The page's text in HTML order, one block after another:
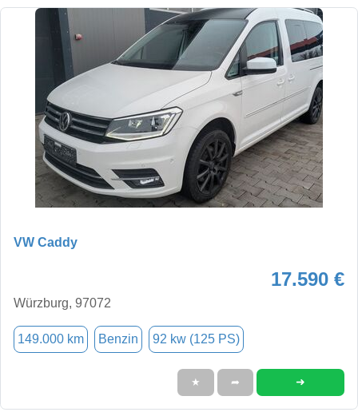
VW Caddy
17.590 €
Würzburg, 97072
149.000 km Benzin 92 kw (125 PS)
★ ➦ ➜